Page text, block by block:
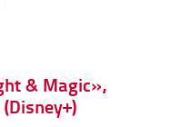
& Magic»,